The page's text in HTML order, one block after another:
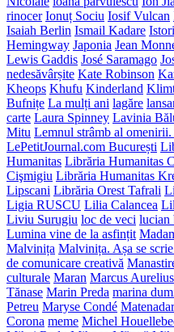
rinocer Ionuț Sociu Iosif Vulcan
Isaiah Berlin Ismail Kadare
Hemingway Japonia Jean
Lewis Gaddis José Saramago
nedesăvârșite Kate Robinson
Kheops Khufu Kinderland
Bufnițe La mulți ani lagăre
carte Laura Spinney Lavinia
Mitu Lemnul strâmb al
LePetitJournal.com București
Humanitas Librăria Humanitas
Cişmigiu Librăria Humanitas
Lipscani Librăria Orest Tafrali
Ligia RUSCU Lilia Calancea
Liviu Surugiu loc de veci lucian
Lumina vine de la asfințit
Malvinița Malvinița. Așa se
de comunicare creativă
culturale Maran Marcus Aurelius
Tănase Marin Preda marina
Petreu Maryse Condé
Corona meme Michel